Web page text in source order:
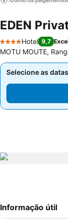
EDEN
4 Estrelas
Hotel 9,7
MOTU MOUTE,
Selecione as
Selecione as
Informação útil